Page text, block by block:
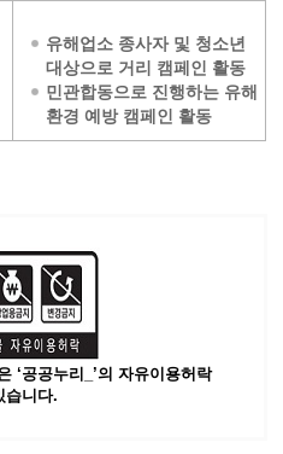
유해업소 종사자 및 청소년
대상으로 거리 캠페인 활동
민관합동으로 진행하는 유해
환경 예방 캠페인 활동
‘공공누리_’의 자유이용허락
습니다.